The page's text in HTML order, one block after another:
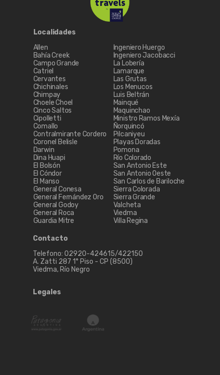
Localidades
Allen
Bahía Creek
Campo Grande
Catriel
Cervantes
Chichinales
Chimpay
Choele Choel
Cinco Saltos
Cipolletti
Comallo
Contralmirante Cordero
Coronel Belisle
Darwin
Dina Huapi
El Bolsón
El Cóndor
El Manso
General Conesa
General Fernández Oro
General Godoy
General Roca
Guardia Mitre
Ingeniero Huergo
Ingeniero Jacobacci
La Lobería
Lamarque
Las Grutas
Los Menucos
Luis Beltrán
Mainqué
Maquinchao
Ministro Ramos Mexía
Ñorquincó
Pilcaniyeu
Playas Doradas
Pomona
Río Colorado
San Antonio Este
San Antonio Oeste
San Carlos de Bariloche
Sierra Colorada
Sierra Grande
Valcheta
Viedma
Villa Regina
Contacto
Telefono: 02920-424615/422150
A. Zatti 287 1° Piso - CP (8500)
Viedma, Río Negro
Legales